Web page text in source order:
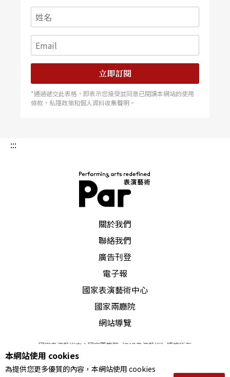
劇導演工作；五十年代在上海市文化局擔任戲曲行
政工作，後調任上海京劇院負責人、又任上海戲劇
協會《戲劇報》主編，主要從事戲曲改革工作及評
論。至今所撰戲曲評論文章約四百篇，主要有：
立即訂閱
*通過遞交此表格，即表示您接受並同意已閱讀本網站的使用
條款，私隱政策和個人資料收集聲明。
:::
關於我們
聯絡我們
廣告刊登
電子報
國家表演藝術中心
國家兩廳院
網站導覽
國家表演藝術中心國家兩廳院《PAR表演藝術》版權所有
© 2022Performing arts redefined. All Rights Reserved
統一編號 Tax Id number 00973926
本網站使用 cookies
為提供您更多優質的內容，本網站使用 cookies